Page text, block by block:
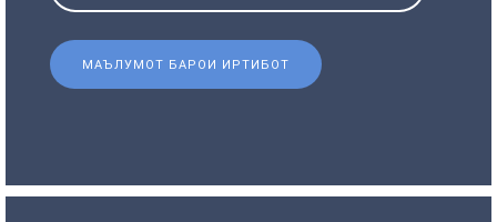
МАЪЛУМОТ БАРОИ ИРТИБОТ